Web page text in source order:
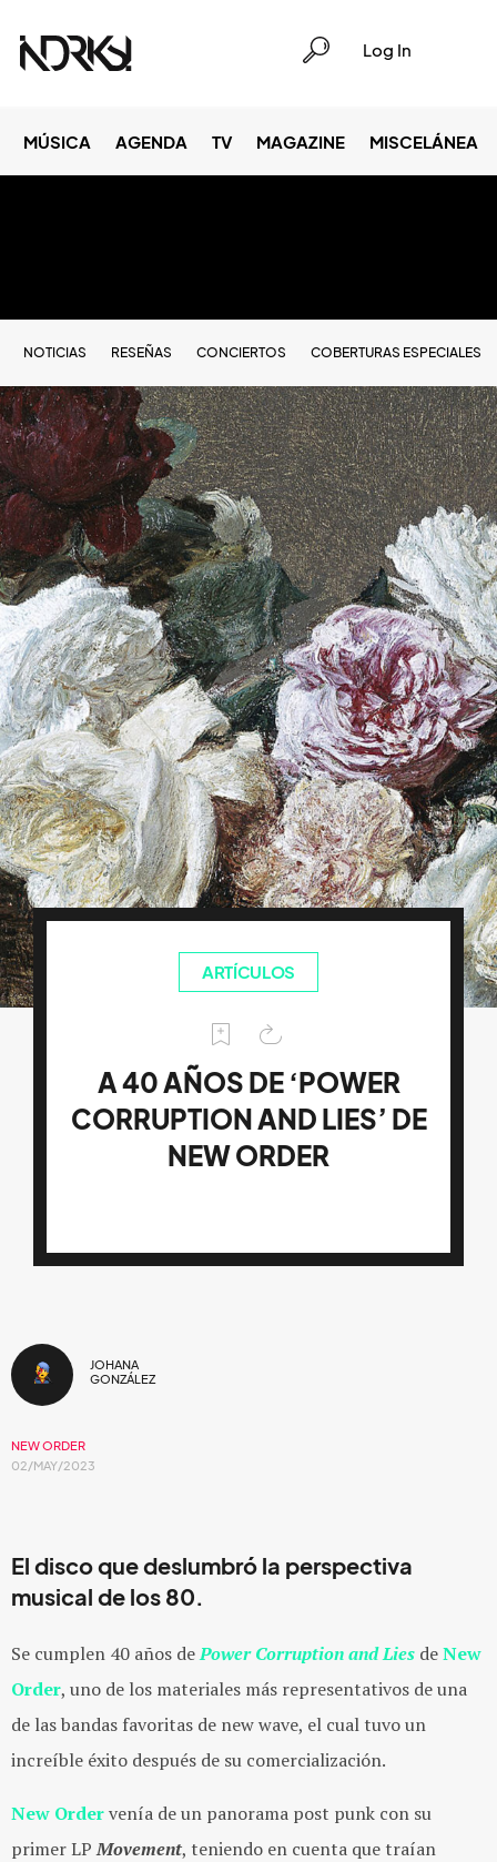
Log In
MÚSICA AGENDA TV MAGAZINE MISCELÁNEA
NOTICIAS RESEÑAS CONCIERTOS COBERTURAS ESPECIALES
ARTÍCULOS
A 40 AÑOS DE ‘POWER
CORRUPTION AND LIES’ DE
NEW ORDER
JOHANA
GONZÁLEZ
NEW ORDER
02/MAY/2023
El disco que deslumbró la perspectiva
musical de los 80.
Se cumplen 40 años dePower Corruption and Lies deNew
Order, uno de los materiales más representativos de una
de las bandas favoritas de new wave, el cual tuvo un
increíble éxito después de su comercialización.
New Ordervenía de un panorama post punk con su
primer LPMovement, teniendo en cuenta que traían